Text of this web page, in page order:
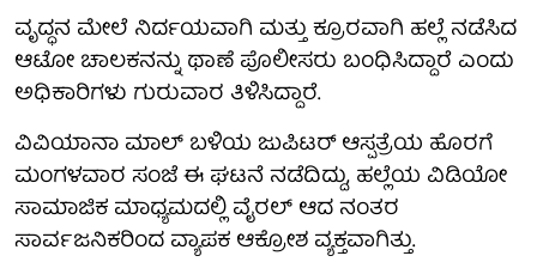
ವೃದ್ಧನ ಮೇಲೆ ನಿರ್ದಯವಾಗಿ ಮತ್ತು ಕ್ರೂರವಾಗಿ ಹಲ್ಲೆ ನಡೆಸಿದ
ಆಟೋ ಚಾಲಕನನ್ನು ಥಾಣೆ ಪೊಲೀಸರು ಬಂಧಿಸಿದ್ದಾರೆ ಎಂದು
ಅಧಿಕಾರಿಗಳು ಗುರುವಾರ ತಿಳಿಸಿದ್ದಾರೆ.
ವಿವಿಯಾನಾ ಮಾಲ್ ಬಳಿಯ ಜುಪಿಟರ್ ಆಸ್ಪತ್ರೆಯ ಹೊರಗೆ
ಮಂಗಳವಾರ ಸಂಜೆ ಈ ಘಟನೆ ನಡೆದಿದ್ದು, ಹಲ್ಲೆಯ ವಿಡಿಯೋ
ಸಾಮಾಜಿಕ ಮಾಧ್ಯಮದಲ್ಲಿ ವೈರಲ್ ಆದ ನಂತರ
ಸಾರ್ವಜನಿಕರಿಂದ ವ್ಯಾಪಕ ಆಕ್ರೋಶ ವ್ಯಕ್ತವಾಗಿತ್ತು.